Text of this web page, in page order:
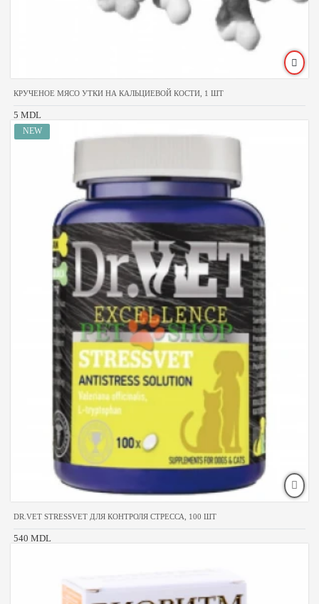
КРУЧЕНОЕ МЯСО УТКИ НА КАЛЬЦИЕВОЙ КОСТИ, 1 ШТ
5 MDL
DR.VET STRESSVET ДЛЯ КОНТРОЛЯ СТРЕССА, 100 ШТ
540 MDL